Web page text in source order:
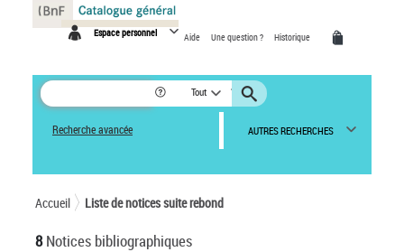
Espace personnel Aide Une question ? Historique
Tout
Recherche avancée AUTRES RECHERCHES
Accueil Liste de notices suite rebond
8Notices bibliographiques
Panneau de gestion des cookies